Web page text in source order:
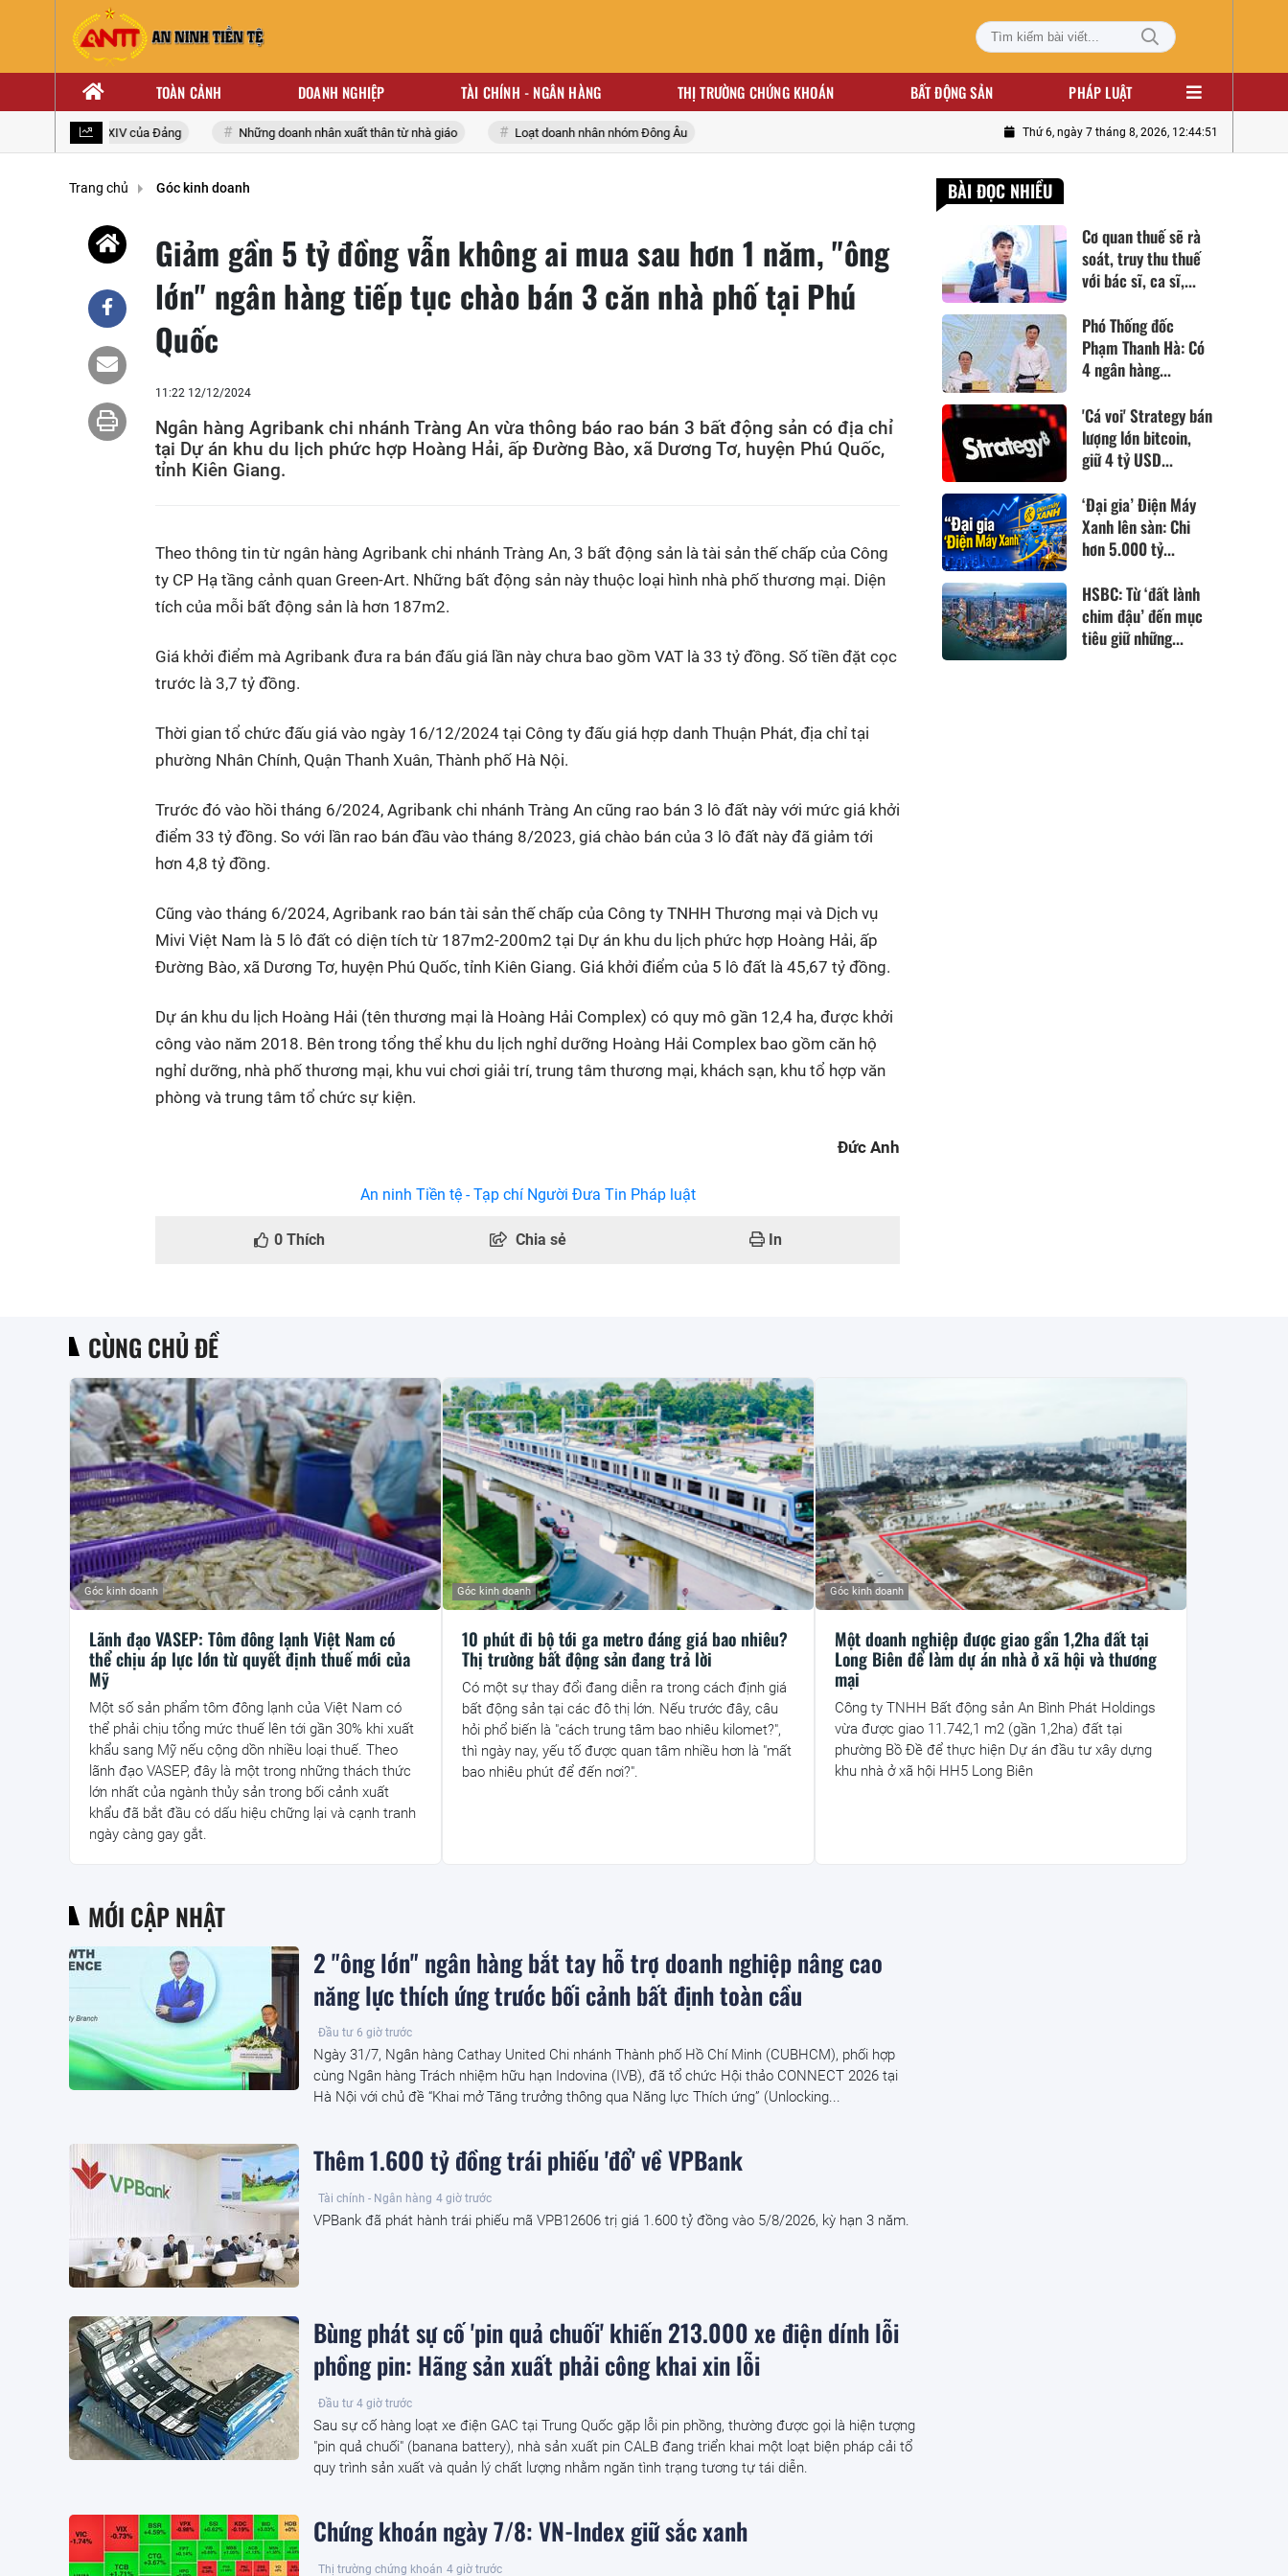
TOÀN CẢNH DOANH NGHIỆP TÀI CHÍNH - NGÂN HÀNG THỊ TRƯỜNG CHỨNG KHOÁN BẤT ĐỘNG SẢN PHÁP LUẬT
quốc lần thứ XIV của Đảng Những doanh nhân xuất thân từ nhà giáo Loạt doanh nhân nhóm Đông Âu Thứ 6, ngày 7 tháng 8, 2026, 12:44:52
Trang chủ Góc kinh doanh
Giảm gần 5 tỷ đồng vẫn không ai mua sau hơn 1 năm, "ông
lớn" ngân hàng tiếp tục chào bán 3 căn nhà phố tại Phú
Quốc
11:22 12/12/2024
Ngân hàng Agribank chi nhánh Tràng An vừa thông báo rao bán 3 bất động sản có địa chỉ
tại Dự án khu du lịch phức hợp Hoàng Hải, ấp Đường Bào, xã Dương Tơ, huyện Phú Quốc,
tỉnh Kiên Giang.
Theo thông tin từ ngân hàng Agribank chi nhánh Tràng An, 3 bất động sản là tài sản thế chấp của Công
ty CP Hạ tầng cảnh quan Green-Art. Những bất động sản này thuộc loại hình nhà phố thương mại. Diện
tích của mỗi bất động sản là hơn 187m2.
Giá khởi điểm mà Agribank đưa ra bán đấu giá lần này chưa bao gồm VAT là 33 tỷ đồng. Số tiền đặt cọc
trước là 3,7 tỷ đồng.
Thời gian tổ chức đấu giá vào ngày 16/12/2024 tại Công ty đấu giá hợp danh Thuận Phát, địa chỉ tại
phường Nhân Chính, Quận Thanh Xuân, Thành phố Hà Nội.
Trước đó vào hồi tháng 6/2024, Agribank chi nhánh Tràng An cũng rao bán 3 lô đất này với mức giá khởi
điểm 33 tỷ đồng. So với lần rao bán đầu vào tháng 8/2023, giá chào bán của 3 lô đất này đã giảm tới
hơn 4,8 tỷ đồng.
Cũng vào tháng 6/2024, Agribank rao bán tài sản thế chấp của Công ty TNHH Thương mại và Dịch vụ
Mivi Việt Nam là 5 lô đất có diện tích từ 187m2-200m2 tại Dự án khu du lịch phức hợp Hoàng Hải, ấp
Đường Bào, xã Dương Tơ, huyện Phú Quốc, tỉnh Kiên Giang. Giá khởi điểm của 5 lô đất là 45,67 tỷ đồng.
Dự án khu du lịch Hoàng Hải (tên thương mại là Hoàng Hải Complex) có quy mô gần 12,4 ha, được khởi
công vào năm 2018. Bên trong tổng thể khu du lịch nghỉ dưỡng Hoàng Hải Complex bao gồm căn hộ
nghỉ dưỡng, nhà phố thương mại, khu vui chơi giải trí, trung tâm thương mại, khách sạn, khu tổ hợp văn
phòng và trung tâm tổ chức sự kiện.
Đức Anh
An ninh Tiền tệ - Tạp chí Người Đưa Tin Pháp luật
0 Thích Chia sẻ In
BÀI ĐỌC NHIỀU
Cơ quan thuế sẽ rà
soát, truy thu thuế
với bác sĩ, ca sĩ,...
Phó Thống đốc
Phạm Thanh Hà: Có
4 ngân hàng...
'Cá voi' Strategy bán
lượng lớn bitcoin,
giữ 4 tỷ USD...
‘Đại gia’ Điện Máy
Xanh lên sàn: Chi
hơn 5.000 tỷ...
HSBC: Từ ‘đất lành
chim đậu’ đến mục
tiêu giữ những...
CÙNG CHỦ ĐỀ
Lãnh đạo VASEP: Tôm đông lạnh Việt Nam có
thể chịu áp lực lớn từ quyết định thuế mới của
Mỹ
Góc kinh doanh
Một số sản phẩm tôm đông lạnh của Việt Nam có
thể phải chịu tổng mức thuế lên tới gần 30% khi xuất
khẩu sang Mỹ nếu cộng dồn nhiều loại thuế. Theo
lãnh đạo VASEP, đây là một trong những thách thức
lớn nhất của ngành thủy sản trong bối cảnh xuất
khẩu đã bắt đầu có dấu hiệu chững lại và cạnh tranh
ngày càng gay gắt.
10 phút đi bộ tới ga metro đáng giá bao nhiêu?
Thị trường bất động sản đang trả lời
Góc kinh doanh
Có một sự thay đổi đang diễn ra trong cách định giá
bất động sản tại các đô thị lớn. Nếu trước đây, câu
hỏi phổ biến là "cách trung tâm bao nhiêu kilomet?",
thì ngày nay, yếu tố được quan tâm nhiều hơn là "mất
bao nhiêu phút để đến nơi?".
Một doanh nghiệp được giao gần 1,2ha đất tại
Long Biên để làm dự án nhà ở xã hội và thương
mại
Góc kinh doanh
Công ty TNHH Bất động sản An Bình Phát Holdings
vừa được giao 11.742,1 m2 (gần 1,2ha) đất tại
phường Bồ Đề để thực hiện Dự án đầu tư xây dựng
khu nhà ở xã hội HH5 Long Biên
MỚI CẬP NHẬT
2 "ông lớn" ngân hàng bắt tay hỗ trợ doanh nghiệp nâng cao
năng lực thích ứng trước bối cảnh bất định toàn cầu
Đầu tư 6 giờ trước
Ngày 31/7, Ngân hàng Cathay United Chi nhánh Thành phố Hồ Chí Minh (CUBHCM), phối hợp
cùng Ngân hàng Trách nhiệm hữu hạn Indovina (IVB), đã tổ chức Hội thảo CONNECT 2026 tại
Hà Nội với chủ đề “Khai mở Tăng trưởng thông qua Năng lực Thích ứng” (Unlocking...
Thêm 1.600 tỷ đồng trái phiếu 'đổ' về VPBank
Tài chính - Ngân hàng 4 giờ trước
VPBank đã phát hành trái phiếu mã VPB12606 trị giá 1.600 tỷ đồng vào 5/8/2026, kỳ hạn 3 năm.
Bùng phát sự cố 'pin quả chuối' khiến 213.000 xe điện dính lỗi
phồng pin: Hãng sản xuất phải công khai xin lỗi
Đầu tư 4 giờ trước
Sau sự cố hàng loạt xe điện GAC tại Trung Quốc gặp lỗi pin phồng, thường được gọi là hiện tượng
"pin quả chuối" (banana battery), nhà sản xuất pin CALB đang triển khai một loạt biện pháp cải tổ
quy trình sản xuất và quản lý chất lượng nhằm ngăn tình trạng tương tự tái diễn.
Chứng khoán ngày 7/8: VN-Index giữ sắc xanh
Thị trường chứng khoán 4 giờ trước